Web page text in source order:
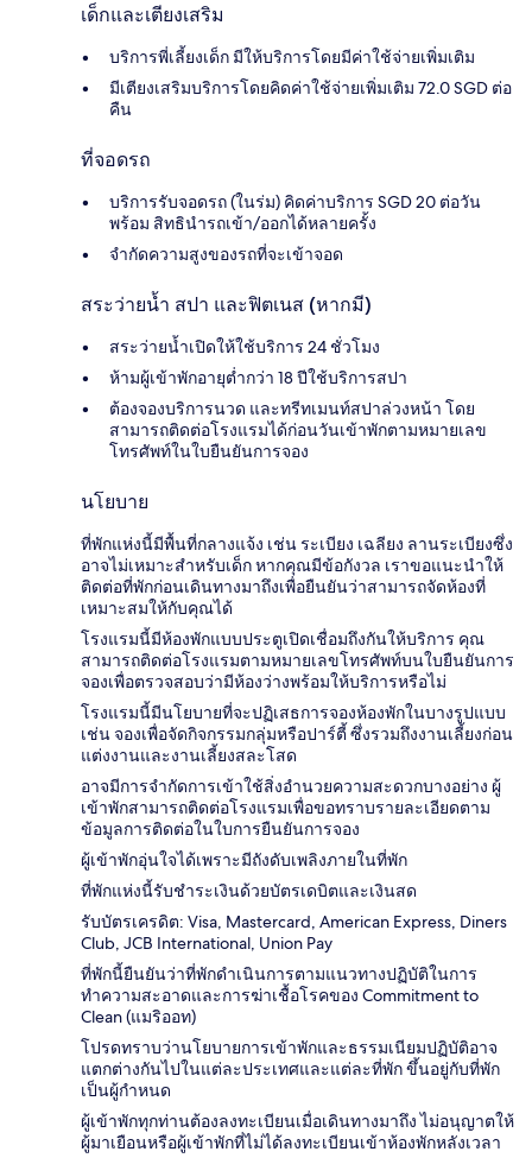
เด็กและเตียงเสริม
บริการพี่เลี้ยงเด็ก มีให้บริการโดยมีค่าใช้จ่ายเพิ่มเติม
มีเตียงเสริมบริการโดยคิดค่าใช้จ่ายเพิ่มเติม 72.0 SGD ต่อ
คืน
ที่จอดรถ
บริการรับจอดรถ (ในร่ม) คิดค่าบริการ SGD 20 ต่อวัน
พร้อม สิทธินำรถเข้า/ออกได้หลายครั้ง
จำกัดความสูงของรถที่จะเข้าจอด
สระว่ายน้ำ สปา และฟิตเนส (หากมี)
สระว่ายน้ำเปิดให้ใช้บริการ 24 ชั่วโมง
ห้ามผู้เข้าพักอายุต่ำกว่า 18 ปีใช้บริการสปา
ต้องจองบริการนวด และทรีทเมนท์สปาล่วงหน้า โดย
สามารถติดต่อโรงแรมได้ก่อนวันเข้าพักตามหมายเลข
โทรศัพท์ในใบยืนยันการจอง
นโยบาย
ที่พักแห่งนี้มีพื้นที่กลางแจ้ง เช่น ระเบียง เฉลียง ลานระเบียงซึ่ง
อาจไม่เหมาะสำหรับเด็ก หากคุณมีข้อกังวล เราขอแนะนำให้
ติดต่อที่พักก่อนเดินทางมาถึงเพื่อยืนยันว่าสามารถจัดห้องที่
เหมาะสมให้กับคุณได้
โรงแรมนี้มีห้องพักแบบประตูเปิดเชื่อมถึงกันให้บริการ คุณ
สามารถติดต่อโรงแรมตามหมายเลขโทรศัพท์บนใบยืนยันการ
จองเพื่อตรวจสอบว่ามีห้องว่างพร้อมให้บริการหรือไม่
โรงแรมนี้มีนโยบายที่จะปฏิเสธการจองห้องพักในบางรูปแบบ
เช่น จองเพื่อจัดกิจกรรมกลุ่มหรือปาร์ตี้ ซึ่งรวมถึงงานเลี้ยงก่อน
แต่งงานและงานเลี้ยงสละโสด
อาจมีการจำกัดการเข้าใช้สิ่งอำนวยความสะดวกบางอย่าง ผู้
เข้าพักสามารถติดต่อโรงแรมเพื่อขอทราบรายละเอียดตาม
ข้อมูลการติดต่อในใบการยืนยันการจอง
ผู้เข้าพักอุ่นใจได้เพราะมีถังดับเพลิงภายในที่พัก
ที่พักแห่งนี้รับชำระเงินด้วยบัตรเดบิตและเงินสด
รับบัตรเครดิต: Visa, Mastercard, American Express, Diners
Club, JCB International, Union Pay
ที่พักนี้ยืนยันว่าที่พักดำเนินการตามแนวทางปฏิบัติในการ
ทำความสะอาดและการฆ่าเชื้อโรคของ Commitment to
Clean (แมริออท)
โปรดทราบว่านโยบายการเข้าพักและธรรมเนียมปฏิบัติอาจ
แตกต่างกันไปในแต่ละประเทศและแต่ละที่พัก ขึ้นอยู่กับที่พัก
เป็นผู้กำหนด
ผู้เข้าพักทุกท่านต้องลงทะเบียนเมื่อเดินทางมาถึง ไม่อนุญาตให้
ผู้มาเยือนหรือผู้เข้าพักที่ไม่ได้ลงทะเบียนเข้าห้องพักหลังเวลา